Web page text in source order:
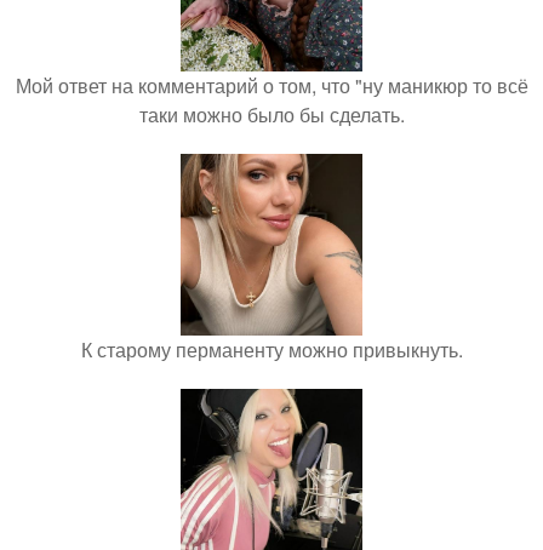
Мой ответ на комментарий о том, что "ну маникюр то всё
таки можно было бы сделать.
К старому перманенту можно привыкнуть.